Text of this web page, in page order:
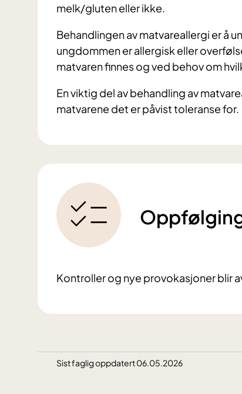
melk/gluten eller ikke.
Behandlingen av matvareallergi er å
ungdommen er allergisk eller
matvaren finnes og ved behov om
En viktig del av behandling av
matvarene det er påvist toleranse for.
Kontroller og nye provokasjoner blir
Sist faglig oppdatert 06.05.2026